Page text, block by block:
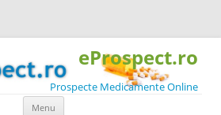
eProspect.ro
Prospecte Medicamente Online
Menu